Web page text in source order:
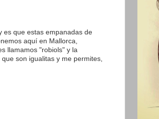
es que estas empanadas de
aquí en Mallorca,
llamamos "robiols" y la
son igualitas y me permites,